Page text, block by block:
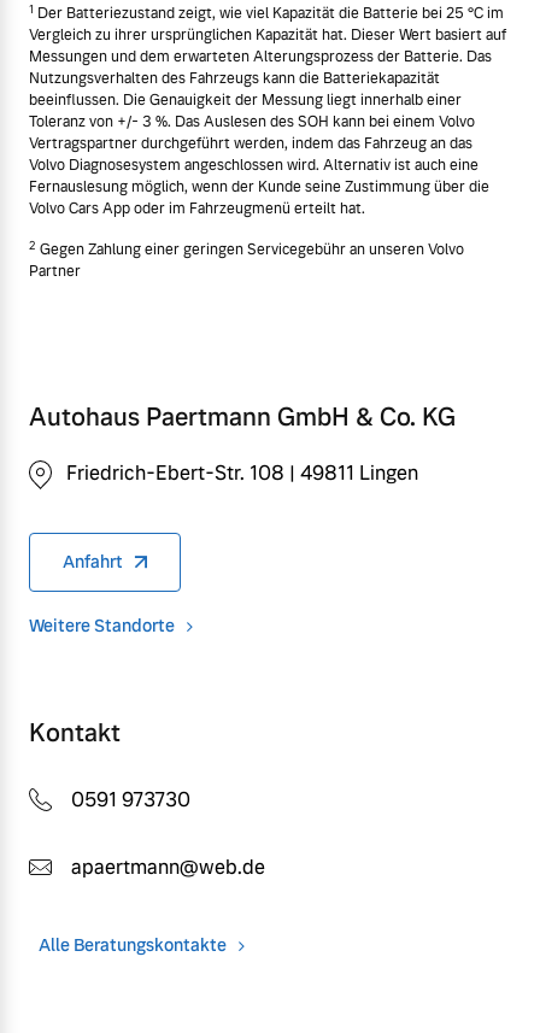
1 Der Batteriezustand zeigt, wie viel Kapazität die Batterie bei 25 °C im
Vergleich zu ihrer ursprünglichen Kapazität hat. Dieser Wert basiert auf
Messungen und dem erwarteten Alterungsprozess der Batterie. Das
Nutzungsverhalten des Fahrzeugs kann die Batteriekapazität
beeinflussen. Die Genauigkeit der Messung liegt innerhalb einer
Toleranz von +/- 3 %. Das Auslesen des SOH kann bei einem Volvo
Vertragspartner durchgeführt werden, indem das Fahrzeug an das
Volvo Diagnosesystem angeschlossen wird. Alternativ ist auch eine
Fernauslesung möglich, wenn der Kunde seine Zustimmung über die
Volvo Cars App oder im Fahrzeugmenü erteilt hat.
2 Gegen Zahlung einer geringen Servicegebühr an unseren Volvo
Partner
Autohaus Paertmann GmbH & Co. KG
Friedrich-Ebert-Str. 108 | 49811 Lingen
Anfahrt
Weitere Standorte
Kontakt
0591 973730
apaertmann@web.de
Alle Beratungskontakte